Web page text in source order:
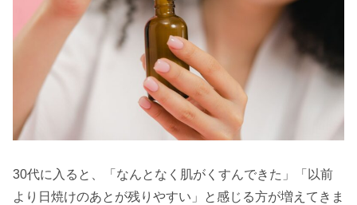
30代に入ると、「なんとなく肌がくすんできた」「以前
より日焼けのあとが残りやすい」と感じる方が増えてきま